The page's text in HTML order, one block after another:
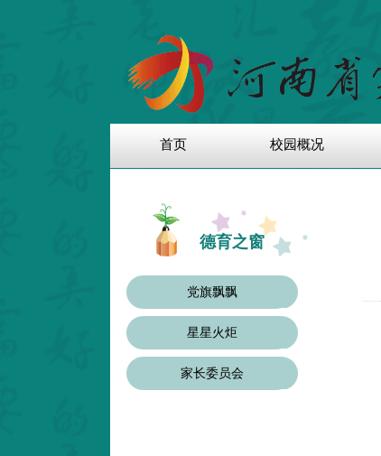
首页 校园概况
德育之窗
党旗飘飘
星星火炬
家长委员会